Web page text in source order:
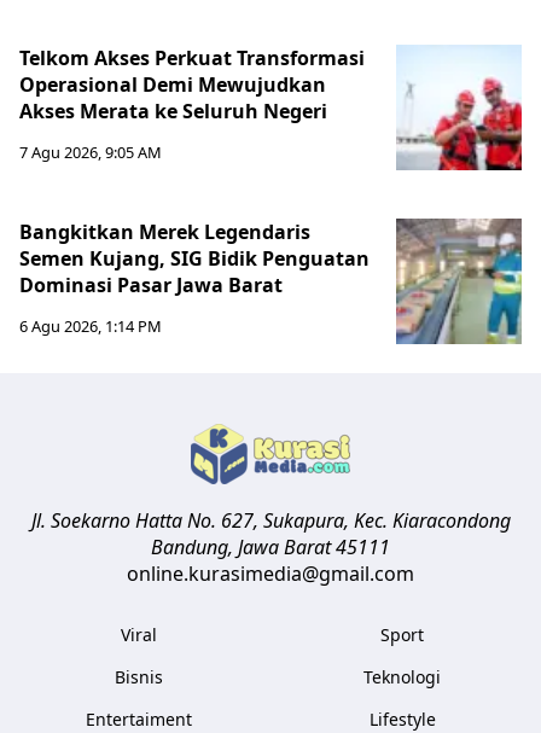
Telkom Akses Perkuat Transformasi
Operasional Demi Mewujudkan
Akses Merata ke Seluruh Negeri
7 Agu 2026, 9:05 AM
Bangkitkan Merek Legendaris
Semen Kujang, SIG Bidik Penguatan
Dominasi Pasar Jawa Barat
6 Agu 2026, 1:14 PM
Jl. Soekarno Hatta No. 627, Sukapura, Kec. Kiaracondong
Bandung, Jawa Barat45111
online.kurasimedia@gmail.com
Viral
Bisnis
Entertaiment
Sport
Teknologi
Lifestyle